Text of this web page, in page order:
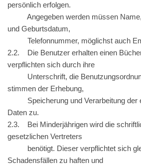
persönlich erfolgen.
Angegeben werden müssen Name,
und Geburtsdatum,
Telefonnummer, möglichst auch
2.2. Die Benutzer erhalten einen
verpflichten sich durch ihre
Unterschrift, die
stimmen der Erhebung,
Speicherung und Verarbeitung der
Daten zu.
2.3. Bei Minderjährigen wird die
gesetzlichen Vertreters
benötigt. Dieser verpflichtet sich
Schadensfällen zu haften und